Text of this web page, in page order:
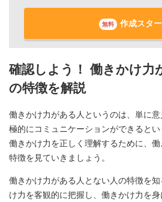
無料 作成スタ
確認しよう！ 働きかけ力
の特徴を解説
働きかけ力がある人というのは、単に
極的にコミュニケーションができるとい
働きかけ力を正しく理解するために、
特徴を見ていきましょう。
働きかけ力がある人とない人の特徴を
け力を客観的に把握し、働きかけ力を